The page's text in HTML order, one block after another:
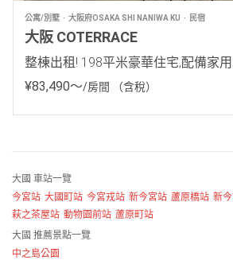
公寓/別墅 大阪府OSAKA SHI NANIWA KU 民宿
大阪 COTERRACE
整棟出租! 198平米豪華住宅,配備家
¥83,490〜/房間 （含稅）
大國 車站一覽
今宮站 大國町站 今宮戎站 新今宮站 蘆原橋站 新
萩之茶屋站 動物園前站 蘆原町站
大國 推薦景點一覽
中之島公園